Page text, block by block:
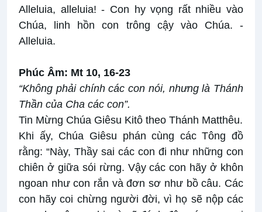
Alleluia, alleluia! - Con hy vọng rất nhiều vào
Chúa, linh hồn con trông cậy vào Chúa. -
Alleluia.
Phúc Âm: Mt 10, 16-23
“Không phải chính các con nói, nhưng là Thánh
Thần của Cha các con”.
Tin Mừng Chúa Giêsu Kitô theo Thánh Matthêu.
Khi ấy, Chúa Giêsu phán cùng các Tông đồ
rằng: “Này, Thầy sai các con đi như những con
chiên ở giữa sói rừng. Vậy các con hãy ở khôn
ngoan như con rắn và đơn sơ như bồ câu. Các
con hãy coi chừng người đời, vì họ sẽ nộp các